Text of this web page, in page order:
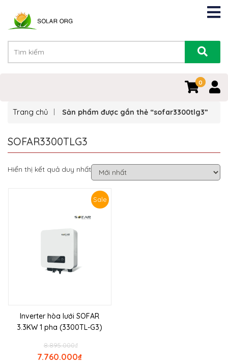
0
0
Trang chủ Sản phẩm được gắn thẻ “sofar3300tlg3”
SOFAR3300TLG3
Hiển thị kết quả duy nhất
Sale
Inverter hòa lưới SOFAR
3.3KW 1 pha (3300TL-G3)
₫
8.895.000
₫
7.760.000